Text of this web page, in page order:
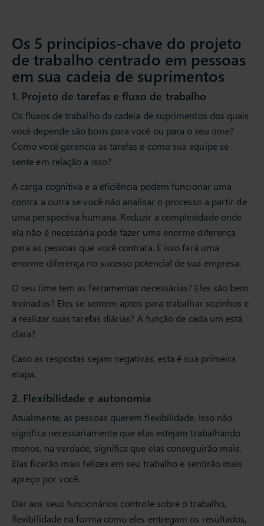
Os 5 princípios-chave do projeto
de trabalho centrado em pessoas
em sua cadeia de suprimentos
1. Projeto de tarefas e fluxo de trabalho
Os fluxos de trabalho da cadeia de suprimentos dos quais
você depende são bons para você ou para o seu time?
Como você gerencia as tarefas e como sua equipe se
sente em relação a isso?
A carga cognitiva e a eficiência podem funcionar uma
contra a outra se você não analisar o processo a partir de
uma perspectiva humana. Reduzir a complexidade onde
ela não é necessária pode fazer uma enorme diferença
para as pessoas que você contrata. E isso fará uma
enorme diferença no sucesso potencial de sua empresa.
O seu time tem as ferramentas necessárias? Eles são bem
treinados? Eles se sentem aptos para trabalhar sozinhos e
a realizar suas tarefas diárias? A função de cada um está
clara?
Caso as respostas sejam negativas, esta é sua primeira
etapa.
2. Flexibilidade e autonomia
Atualmente, as pessoas querem flexibilidade. Isso não
significa necessariamente que elas estejam trabalhando
menos, na verdade, significa que elas conseguirão mais.
Elas ficarão mais felizes em seu trabalho e sentirão mais
apreço por você.
Dar aos seus funcionários controle sobre o trabalho,
flexibilidade na forma como eles entregam os resultados,